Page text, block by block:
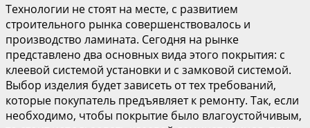
Технологии не стоят на месте, с развитием
строительного рынка совершенствовалось и
производство ламината. Сегодня на рынке
представлено два основных вида этого покрытия: с
клеевой системой установки и с замковой системой.
Выбор изделия будет зависеть от тех требований,
которые покупатель предъявляет к ремонту. Так, если
необходимо, чтобы покрытие было влагоустойчивым,